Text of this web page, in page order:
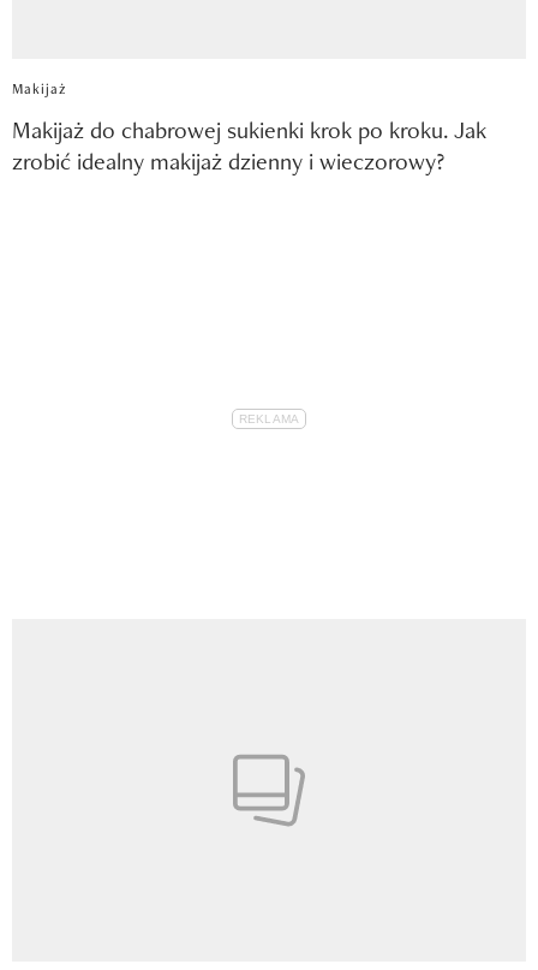
Makijaż
Makijaż do chabrowej sukienki krok po kroku. Jak
zrobić idealny makijaż dzienny i wieczorowy?